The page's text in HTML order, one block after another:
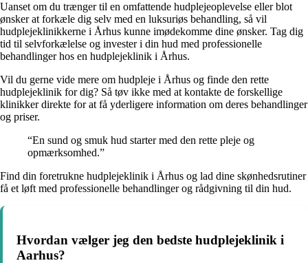
Uanset om du trænger til en omfattende hudplejeoplevelse eller blot
ønsker at forkæle dig selv med en luksuriøs behandling, så vil
hudplejeklinikkerne i Århus kunne imødekomme dine ønsker. Tag dig
tid til selvforkælelse og invester i din hud med professionelle
behandlinger hos en hudplejeklinik i Århus.
Vil du gerne vide mere om hudpleje i Århus og finde den rette
hudplejeklinik for dig? Så tøv ikke med at kontakte de forskellige
klinikker direkte for at få yderligere information om deres behandlinger
og priser.
“En sund og smuk hud starter med den rette pleje og
opmærksomhed.”
Find din foretrukne hudplejeklinik i Århus og lad dine skønhedsrutiner
få et løft med professionelle behandlinger og rådgivning til din hud.
Hvordan vælger jeg den bedste hudplejeklinik i
Aarhus?